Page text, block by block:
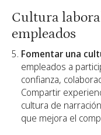
Cultura
empleados
Fomentar una
empleados a
confianza,
Compartir
cultura de
que mejora el